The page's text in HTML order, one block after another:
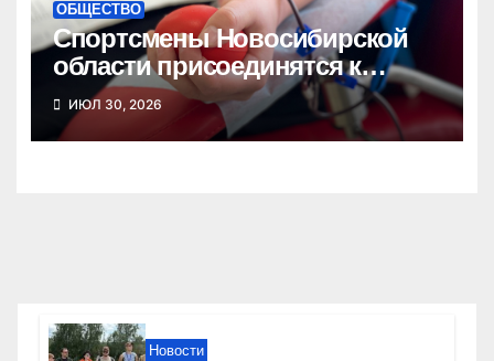
ОБЩЕСТВО
Спортсмены Новосибирской
области присоединятся к
донорской акции
ИЮЛ 30, 2026
Новости